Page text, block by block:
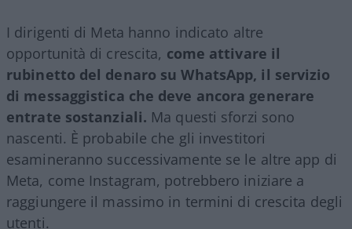
I dirigenti di Meta hanno indicato altre
opportunità di crescita, come attivare il
rubinetto del denaro su WhatsApp, il servizio
di messaggistica che deve ancora generare
entrate sostanziali. Ma questi sforzi sono
nascenti. È probabile che gli investitori
esamineranno successivamente se le altre app di
Meta, come Instagram, potrebbero iniziare a
raggiungere il massimo in termini di crescita degli
utenti.